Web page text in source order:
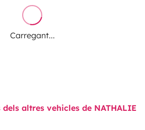
Carregant...
altres vehicles de NATHALIE